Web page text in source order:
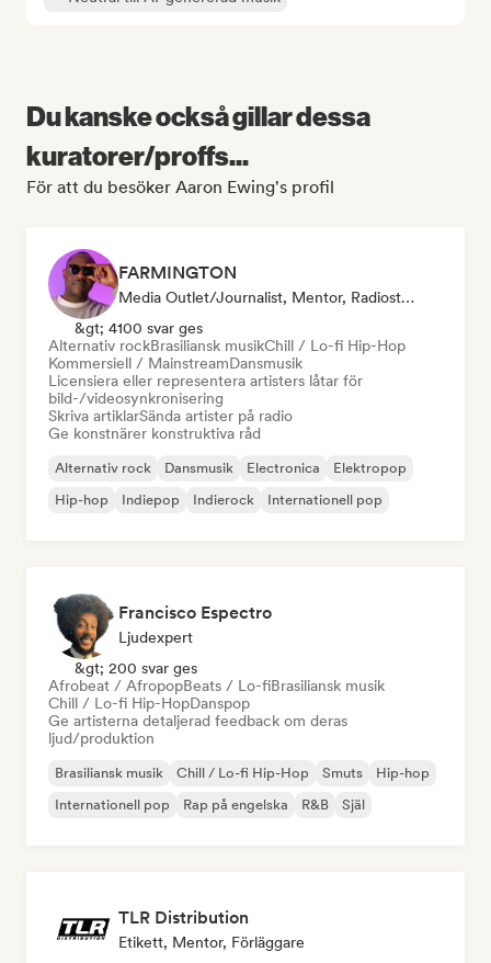
Du kanske också gillar dessa
kuratorer/proffs...
För att du besöker Aaron Ewing's profil
FARMINGTON
Media Outlet/Journalist, Mentor, Radiostation, Sync Supervisor
&gt; 4100 svar ges
Alternativ rockBrasiliansk musikChill / Lo-fi Hip-Hop
Kommersiell / MainstreamDansmusik
Licensiera eller representera artisters låtar för
bild-/videosynkronisering
Skriva artiklarSända artister på radio
Ge konstnärer konstruktiva råd
Alternativ rock Dansmusik Electronica
Elektropop
Hip-hop
Indiepop Indierock Internationell pop
Francisco Espectro
Ljudexpert
&gt; 200 svar ges
Afrobeat / AfropopBeats / Lo-fiBrasiliansk musik
Chill / Lo-fi Hip-HopDanspop
Ge artisterna detaljerad feedback om deras
ljud/produktion
Brasiliansk musik Chill / Lo-fi Hip-Hop Smuts
Hip-hop
Internationell pop
Rap på engelska R&B Själ
TLR Distribution
Etikett, Mentor, Förläggare